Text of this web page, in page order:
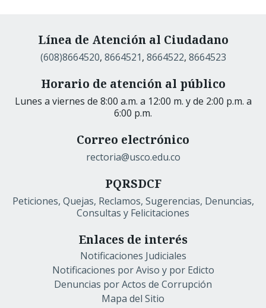
Línea de Atención al Ciudadano
(608)8664520, 8664521, 8664522, 8664523
Horario de atención al público
Lunes a viernes de 8:00 a.m. a 12:00 m. y de 2:00 p.m. a
6:00 p.m.
Correo electrónico
rectoria@usco.edu.co
PQRSDCF
Peticiones, Quejas, Reclamos, Sugerencias, Denuncias,
Consultas y Felicitaciones
Enlaces de interés
Notificaciones Judiciales
Notificaciones por Aviso y por Edicto
Denuncias por Actos de Corrupción
Mapa del Sitio